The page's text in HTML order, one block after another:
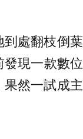
處翻枝倒葉
現一款數位
然一試成主